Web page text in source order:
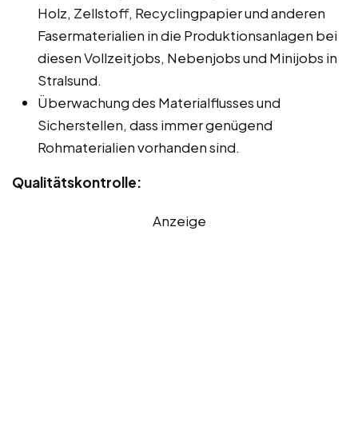
Holz, Zellstoff, Recyclingpapier und anderen
Fasermaterialien in die Produktionsanlagen bei
diesen Vollzeitjobs, Nebenjobs und Minijobs in
Stralsund.
Überwachung des Materialflusses und
Sicherstellen, dass immer genügend
Rohmaterialien vorhanden sind.
Qualitätskontrolle:
Anzeige